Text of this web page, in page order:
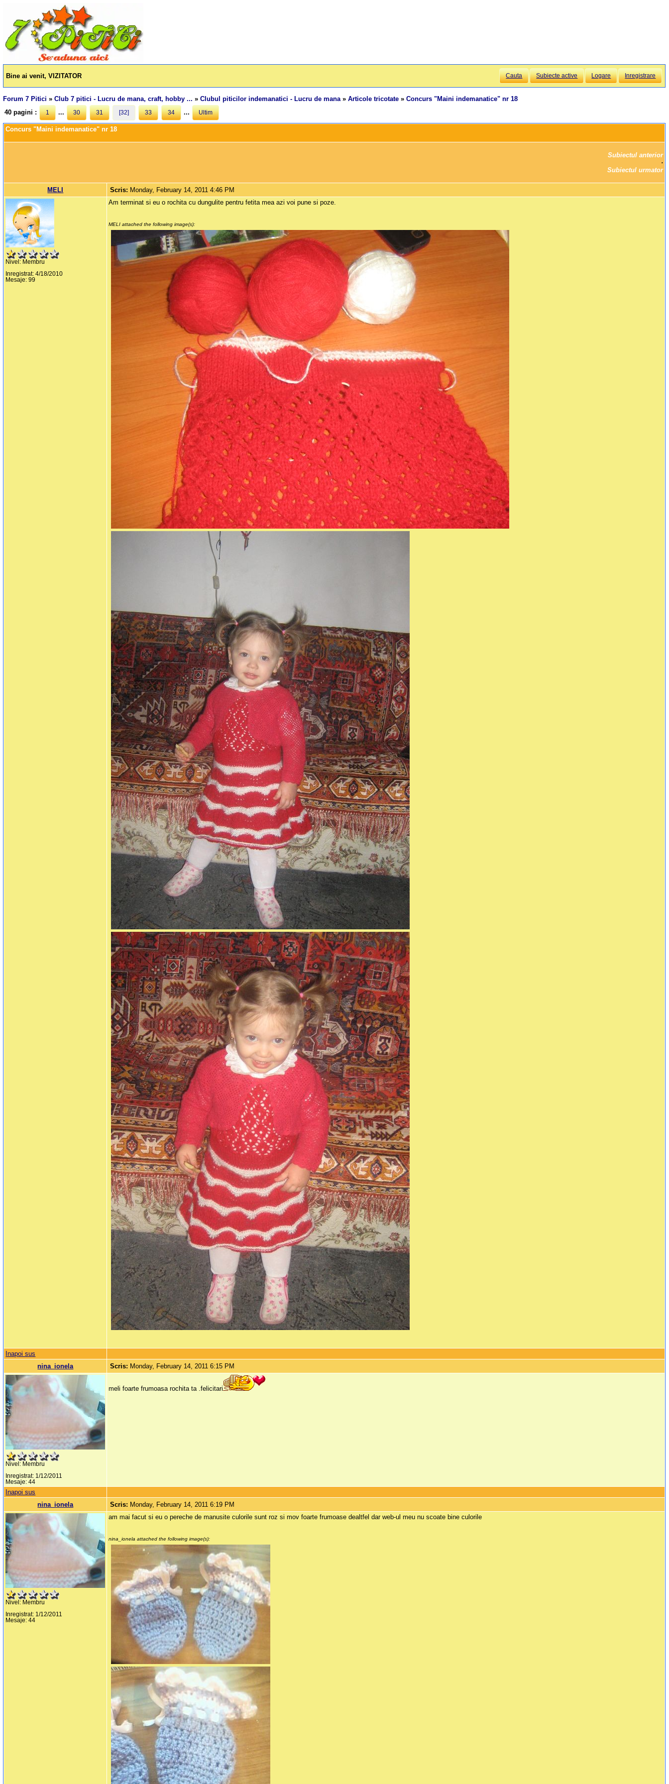
Bine ai venit, VIZITATOR Cauta Subiecte active Logare Inregistrare
Forum 7 Pitici »Club 7 pitici - Lucru de mana, craft, hobby ... »Clubul piticilor indemanatici - Lucru de mana»Articole tricotate »Concurs "Maini indemanatice" nr 18
40 pagini :
1 ... 30 31 [32] 33 34 ... Ultim
Concurs "Maini indemanatice" nr 18
Subiectul anterior
Subiectul urmator
MELI Scris: Monday, February 14, 2011 4:46 PM
Nivel: Membru
Inregistrat: 4/18/2010
Mesaje: 99
Am terminat si eu o rochita cu dungulite pentru fetita mea azi voi pune si poze.
MELI attached the following image(s):
Inapoi sus
nina_ionela
Scris: Monday, February 14, 2011 6:15 PM
Nivel: Membru
Inregistrat: 1/12/2011
Mesaje: 44
meli foarte frumoasa rochita ta .felicitari
Inapoi sus
nina_ionela
Scris: Monday, February 14, 2011 6:19 PM
Nivel: Membru
Inregistrat: 1/12/2011
Mesaje: 44
am mai facut si eu o pereche de manusite culorile sunt roz si mov foarte frumoase dealtfel dar web-ul meu nu scoate bine culorile
nina_ionela attached the following image(s):